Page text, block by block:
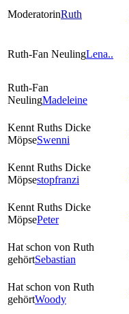
ModeratorinRuth
Ruth-Fan NeulingLena..
Ruth-Fan
NeulingMadeleine
Kennt Ruths Dicke
MöpseSwenni
Kennt Ruths Dicke
Möpsestopfranzi
Kennt Ruths Dicke
MöpsePeter
Hat schon von Ruth
gehörtSebastian
Hat schon von Ruth
gehörtWoody